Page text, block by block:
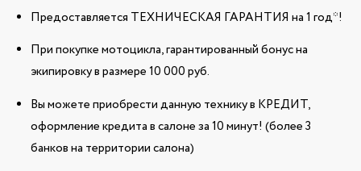
Предоставляется ТЕХНИЧЕСКАЯ ГАРАНТИЯ на 1 год*!
При покупке мотоцикла, гарантированный бонус на
экипировку в размере 10 000 руб.
Вы можете приобрести данную технику в КРЕДИТ,
оформление кредита в салоне за 10 минут! (более 3
банков на территории салона)